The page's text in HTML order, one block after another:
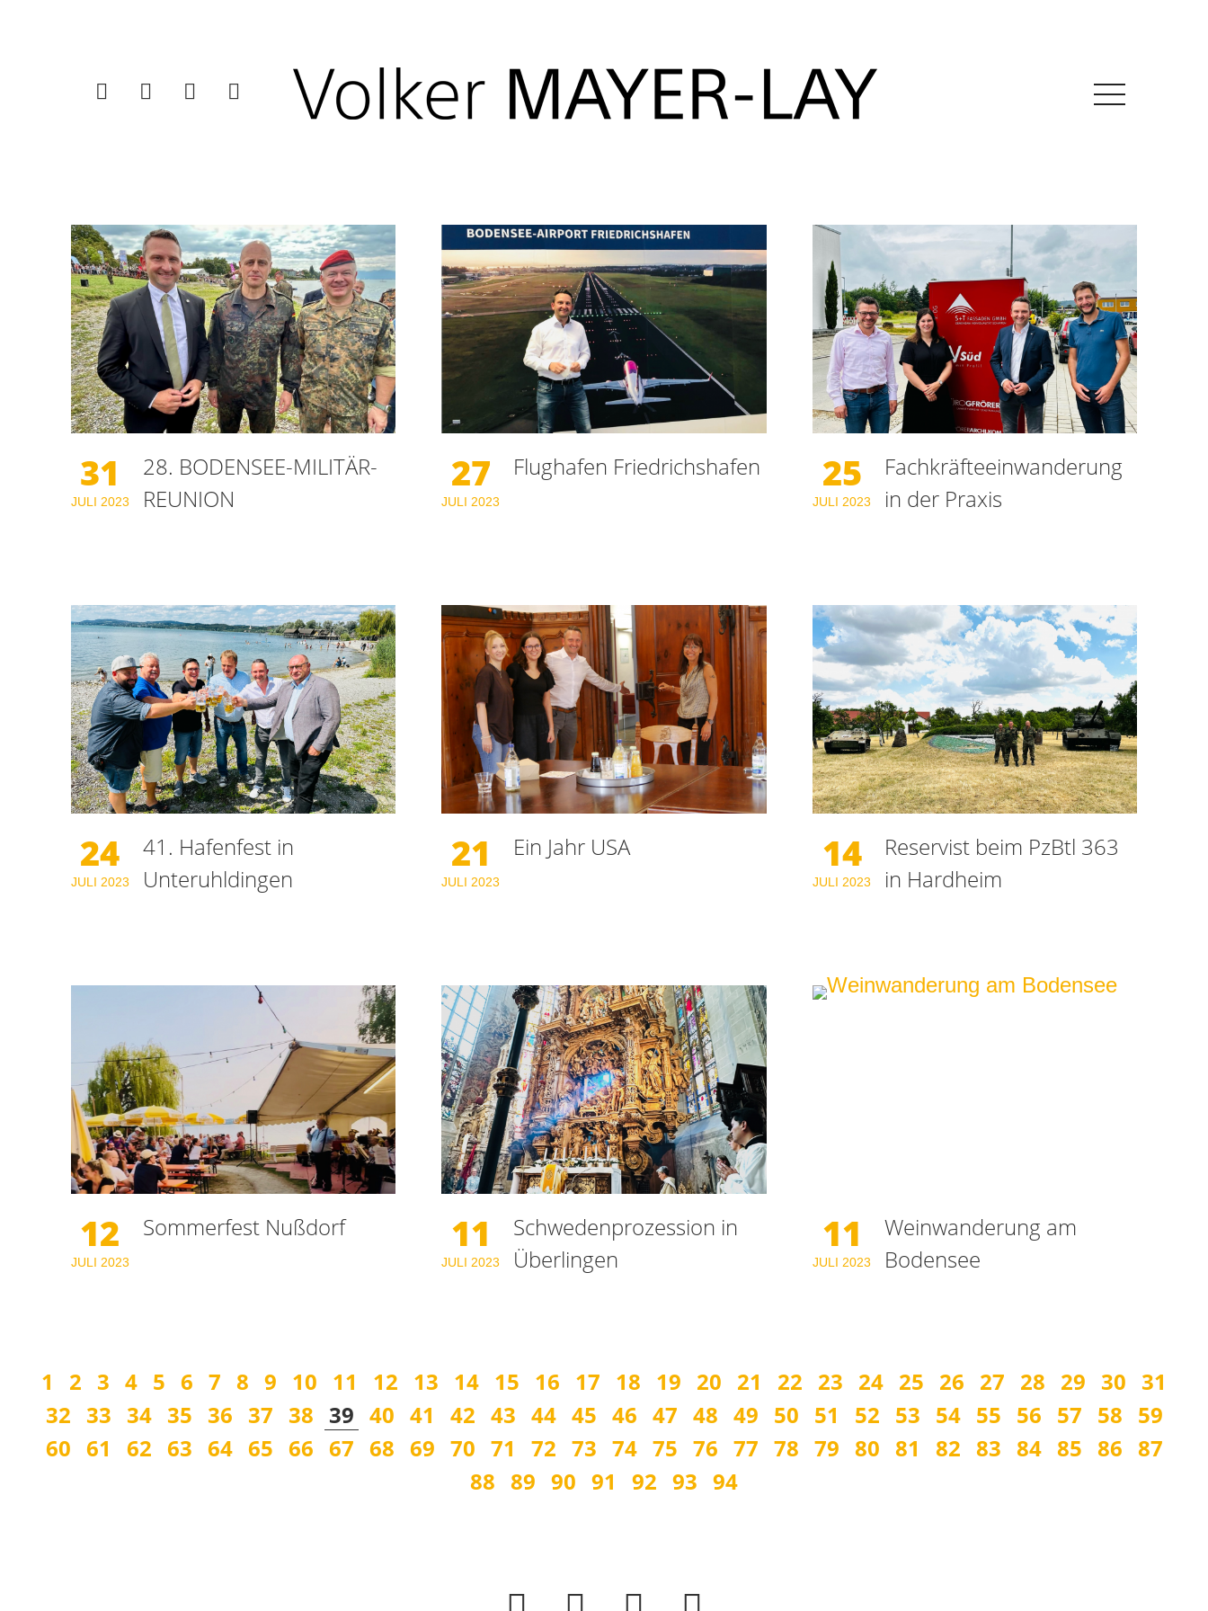
31
JULI 2023
28. BODENSEE-MILITÄR-
REUNION
27
JULI 2023
Flughafen Friedrichshafen 25
JULI 2023
Fachkräfteeinwanderung
in der Praxis
24
JULI 2023
41. Hafenfest in
Unteruhldingen
21
JULI 2023
Ein Jahr USA 14
JULI 2023
Reservist beim PzBtl 363
in Hardheim
12
JULI 2023
Sommerfest Nußdorf 11
JULI 2023
Schwedenprozession in
Überlingen
11
JULI 2023
Weinwanderung am
Bodensee
1 2 3 4 5 6 7 8 9 10 11 12 13 14 15 16 17 18 19 20 21 22 23 24 25 26 27 28 29 30 31
32 33 34 35 36 37 38 39 40 41 42 43 44 45 46 47 48 49 50 51 52 53 54 55 56 57 58 59
60 61 62 63 64 65 66 67 68 69 70 71 72 73 74 75 76 77 78 79 80 81 82 83 84 85 86 87
88 89 90 91 92 93 94